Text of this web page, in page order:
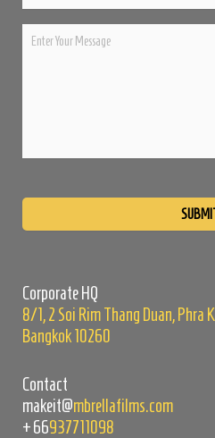
Corporate HQ
8/1, 2 Soi Rim Thang Duan, Phra
Bangkok 10260
Contact
makeit@mbrellafilms.com
+66937711098